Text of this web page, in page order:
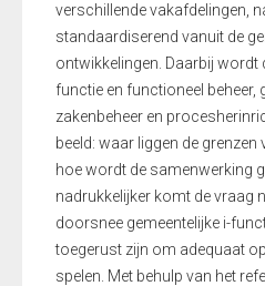
verschillende vakafdelingen,
standaardiserend vanuit de
ontwikkelingen. Daarbij wordt
functie en functioneel beheer,
zakenbeheer en
beeld: waar liggen de
hoe wordt de samenwerking
nadrukkelijker komt de vraag
doorsnee gemeentelijke i-
toegerust zijn om adequaat
spelen. Met behulp van het